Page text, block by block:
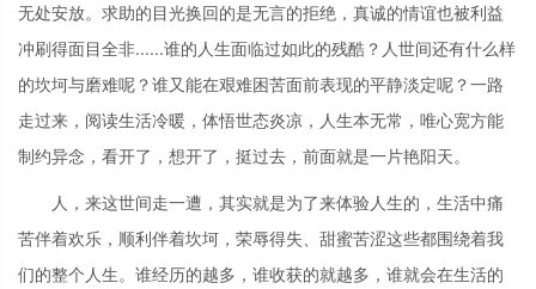
无处安放。求助的目光换回的是无言的拒绝，真诚的情谊也被利益
冲刷得面目全非......谁的人生面临过如此的残酷？人世间还有什么样
的坎坷与磨难呢？谁又能在艰难困苦面前表现的平静淡定呢？一路
走过来，阅读生活冷暖，体悟世态炎凉，人生本无常，唯心宽方能
制约异念，看开了，想开了，挺过去，前面就是一片艳阳天。
人，来这世间走一遭，其实就是为了来体验人生的，生活中痛
苦伴着欢乐，顺利伴着坎坷，荣辱得失、甜蜜苦涩这些都围绕着我
们的整个人生。谁经历的越多，谁收获的就越多，谁就会在生活的